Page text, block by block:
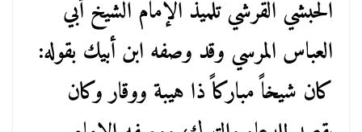
الحبشي القرشي تلميذ الإمام الشيخ أبي
العباس المرسي وقد وصفه ابن أبيك بقوله:
كان شيخاً مباركاً ذا هيبة ووقار وكان